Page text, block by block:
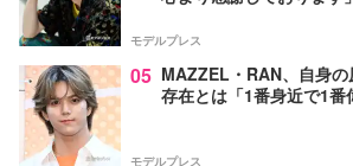
モデルプレス
05 MAZZEL・RAN、自身
存在とは「1番身近で1番
モデルプレス